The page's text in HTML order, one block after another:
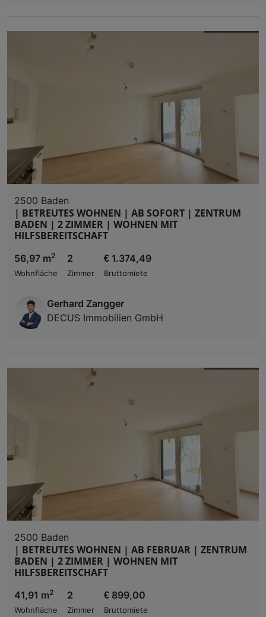
2500 Baden
| BETREUTES WOHNEN | AB SOFORT | ZENTRUM
BADEN | 2 ZIMMER | WOHNEN MIT
HILFSBEREITSCHAFT
56,97 m2
Wohnfläche
2
Zimmer
€ 1.374,49
Bruttomiete
Gerhard Zangger
DECUS Immobilien GmbH
2500 Baden
| BETREUTES WOHNEN | AB FEBRUAR | ZENTRUM
BADEN | 2 ZIMMER | WOHNEN MIT
HILFSBEREITSCHAFT
41,91 m2
Wohnfläche
2
Zimmer
€ 899,00
Bruttomiete